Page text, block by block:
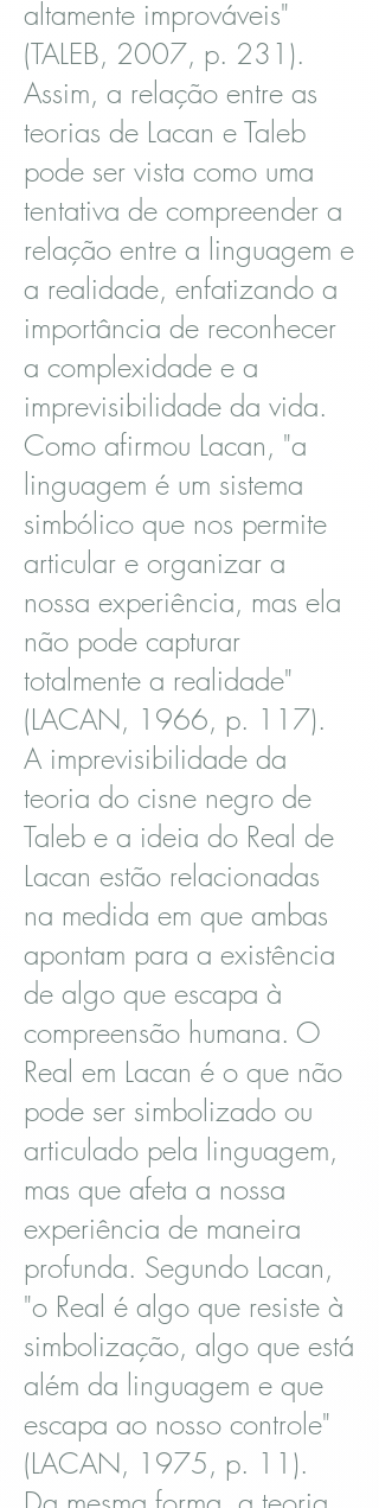
altamente improváveis"
(TALEB, 2007, p. 231).
Assim, a relação entre as
teorias de Lacan e Taleb
pode ser vista como uma
tentativa de compreender a
relação entre a linguagem e
a realidade, enfatizando a
importância de reconhecer
a complexidade e a
imprevisibilidade da vida.
Como afirmou Lacan, "a
linguagem é um sistema
simbólico que nos permite
articular e organizar a
nossa experiência, mas ela
não pode capturar
totalmente a realidade"
(LACAN, 1966, p. 117).
A imprevisibilidade da
teoria do cisne negro de
Taleb e a ideia do Real de
Lacan estão relacionadas
na medida em que ambas
apontam para a existência
de algo que escapa à
compreensão humana. O
Real em Lacan é o que não
pode ser simbolizado ou
articulado pela linguagem,
mas que afeta a nossa
experiência de maneira
profunda. Segundo Lacan,
"o Real é algo que resiste à
simbolização, algo que está
além da linguagem e que
escapa ao nosso controle"
(LACAN, 1975, p. 11).